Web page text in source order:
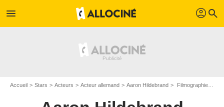
menu profil search
Accueil Stars Acteurs Acteur allemand Aaron Hildebrand Filmographie Aaron Hildebrand